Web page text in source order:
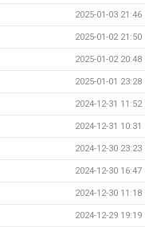
2025-01-03 21:46
2025-01-02 21:50
2025-01-02 20:48
2025-01-01 23:28
2024-12-31 11:52
2024-12-31 10:31
2024-12-30 23:23
2024-12-30 16:47
2024-12-30 11:18
2024-12-29 19:19